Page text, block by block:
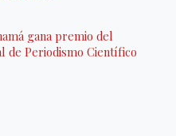
gana premio del
de Periodismo Científico